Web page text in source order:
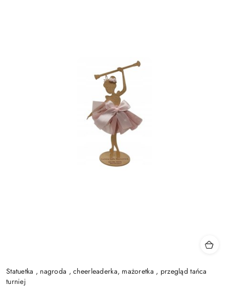
Statuetka , nagroda , cheerleaderka, mażoretka , przegląd tańca
turniej